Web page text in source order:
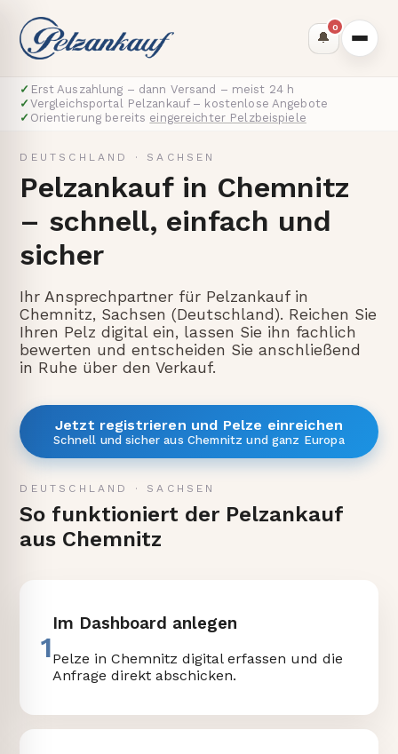
🔔
0
✓ Erst Auszahlung – dann Versand – meist 24 h
✓ Vergleichsportal Pelzankauf – kostenlose Angebote
✓ Orientierung bereits eingereichter Pelzbeispiele
DEUTSCHLAND · SACHSEN
Pelzankauf in Chemnitz
– schnell, einfach und
sicher
Ihr Ansprechpartner für Pelzankauf in
Chemnitz, Sachsen (Deutschland). Reichen Sie
Ihren Pelz digital ein, lassen Sie ihn fachlich
bewerten und entscheiden Sie anschließend
in Ruhe über den Verkauf.
Jetzt registrieren und Pelze einreichen
Schnell und sicher aus Chemnitz und ganz Europa
DEUTSCHLAND · SACHSEN
So funktioniert der Pelzankauf
aus Chemnitz
1
Im Dashboard anlegen
Pelze in Chemnitz digital erfassen und die
Anfrage direkt abschicken.